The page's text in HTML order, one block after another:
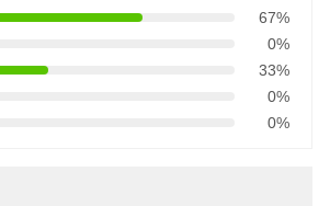
67%
0%
33%
0%
0%